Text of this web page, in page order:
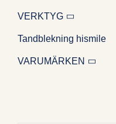
VERKTYG
Tandblekning hismile
VARUMÄRKEN